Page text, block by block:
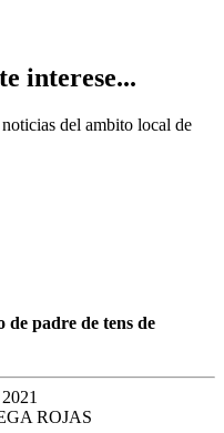
interese...
del ambito local de
de padre de tens de
ROJAS